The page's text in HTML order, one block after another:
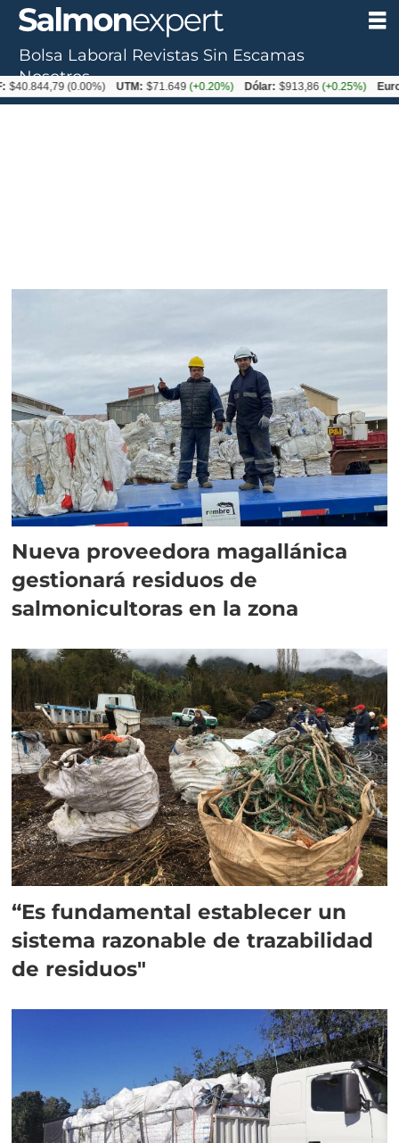
Tag:
plumavit
Nueva proveedora magallánica
gestionará residuos de
salmonicultoras en la zona
“Es fundamental establecer un
sistema razonable de trazabilidad
de residuos"
Bolsa Laboral Revistas Sin Escamas
Nosotros
(0.00%) UTM: $71.649(+0.20%) Dólar: $913,86(+0.25%) Euro: